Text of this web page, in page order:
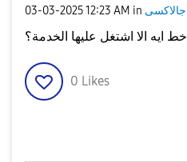
‎03-03-202512:23 AM in
خط ايه الا اشتغل عليها الخدمة؟
0 Likes